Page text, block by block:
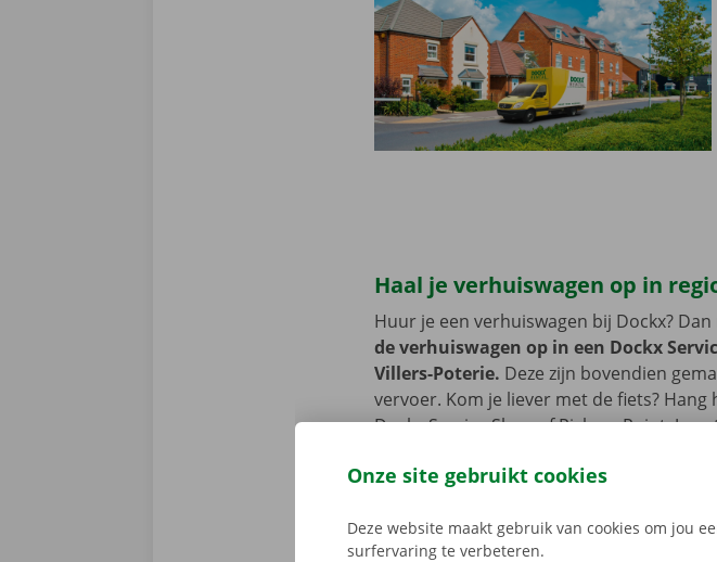
Haal je verhuiswagen op in
Huur je een verhuiswagen bij Dockx?
de verhuiswagen op in een Dockx
Villers-Poterie. Deze zijn bovendien
vervoer. Kom je liever met de fiets?
Dockx Service Shop of Pick-up Point. Je
nieuwe - thuis.
Onze site gebruikt cookies
Deze website maakt gebruik van cookies om jou
surfervaring te verbeteren.